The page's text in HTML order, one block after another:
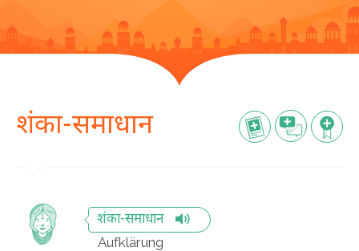
शंका-समाधान
शंका-समाधान
Aufklärung